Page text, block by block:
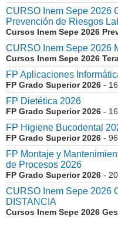
CURSO Inem Sepe 2026
Prevención de Riesgos
Cursos Inem Sepe 2026
CURSO Inem Sepe 2026
Cursos Inem Sepe 2026
FP Aplicaciones
FP Grado Superior 2026 -
FP Dietética 2026
FP Grado Superior 2026 -
FP Higiene Bucodental
FP Grado Superior 2026 -
FP Montaje y
de Procesos 2026
FP Grado Superior 2026 -
CURSO Inem Sepe 2026
DISTANCIA
Cursos Inem Sepe 2026